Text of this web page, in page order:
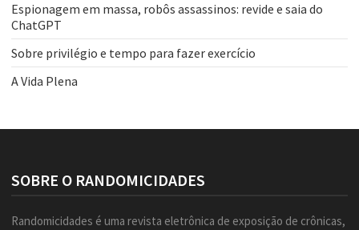
Espionagem em massa, robôs assassinos: revide e saia do
ChatGPT
Sobre privilégio e tempo para fazer exercício
A Vida Plena
SOBRE O RANDOMICIDADES
Randomicidades é uma revista eletrônica de exposição de crônicas,